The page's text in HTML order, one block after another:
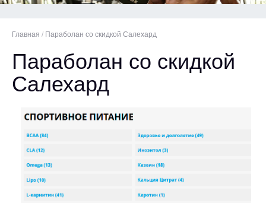
Главная / Параболан со скидкой Салехард
Параболан со скидкой
Салехард